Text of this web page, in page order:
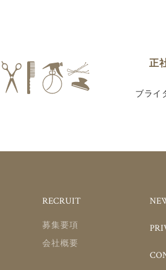
正
ブライ
RECRUIT
募集要項
会社概要